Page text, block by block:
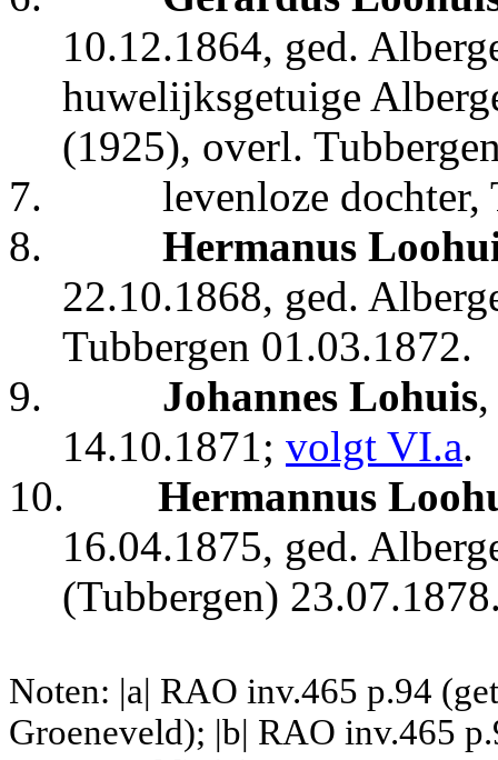
10.12.1864, ged.
huwelijksgetuige
(1925), overl.
7.
levenloze dochter,
8.
Hermanus
22.10.1868, ged.
Tubbergen 01.03.1872.
9.
Johannes Lohuis
14.10.1871; volgt VI.a.
10.
Hermannus
16.04.1875, ged.
(Tubbergen)
Noten: |a| RAO inv.465 p.94
Groeneveld); |b| RAO inv.465